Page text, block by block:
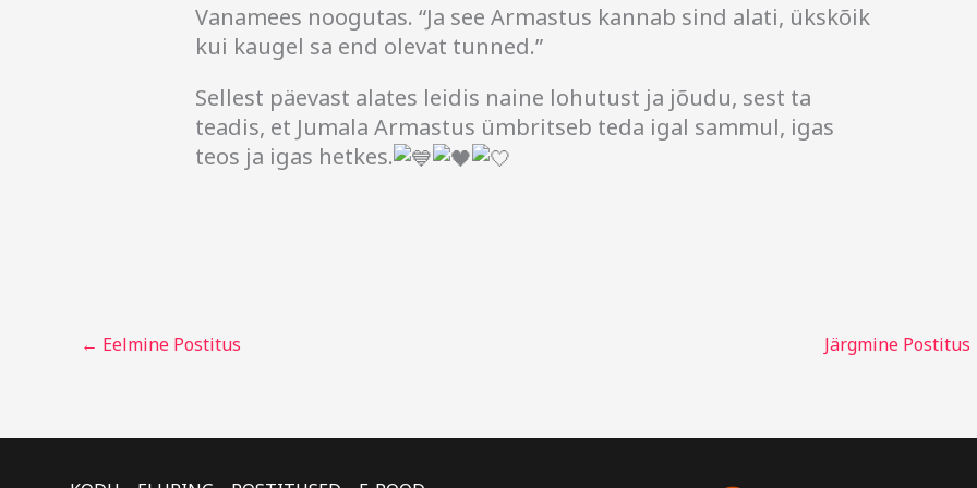
Vanamees noogutas. “Ja see Armastus kannab sind alati, ükskõik
kui kaugel sa end olevat tunned.”
Sellest päevast alates leidis naine lohutust ja jõudu, sest ta
teadis, et Jumala Armastus ümbritseb teda igal sammul, igas
teos ja igas hetkes.
← Eelmine Postitus Järgmine Postitus